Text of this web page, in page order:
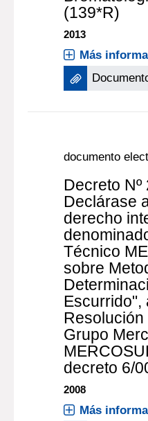
(139*R)
2013
Más
documento
Decreto Nº
Declárase
derecho
Técnico
sobre
Escurrido",
Grupo
decreto 6/
2008
Más